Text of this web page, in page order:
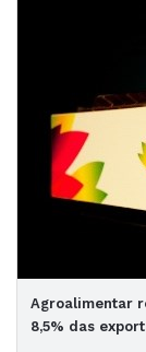
Agroalimentar
8,5% das